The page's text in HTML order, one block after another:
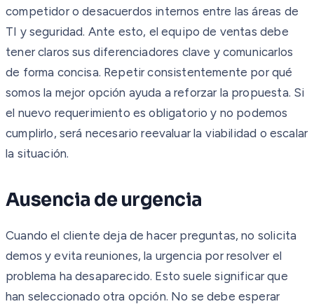
competidor o desacuerdos internos entre las áreas de
TI y seguridad. Ante esto, el equipo de ventas debe
tener claros sus diferenciadores clave y comunicarlos
de forma concisa. Repetir consistentemente por qué
somos la mejor opción ayuda a reforzar la propuesta. Si
el nuevo requerimiento es obligatorio y no podemos
cumplirlo, será necesario reevaluar la viabilidad o escalar
la situación.
Ausencia de urgencia
Cuando el cliente deja de hacer preguntas, no solicita
demos y evita reuniones, la urgencia por resolver el
problema ha desaparecido. Esto suele significar que
han seleccionado otra opción. No se debe esperar